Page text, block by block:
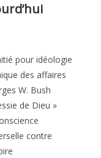
pour idéologie
des affaires
W. Bush
de Dieu »
contre